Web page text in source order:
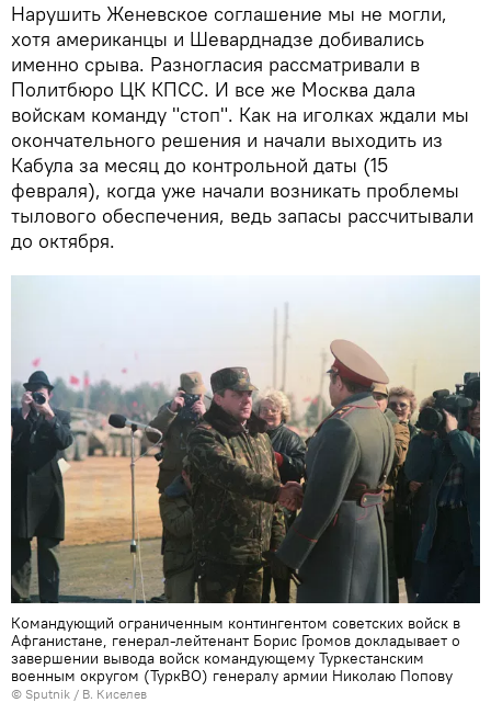
Нарушить Женевское соглашение мы не могли,
хотя американцы и Шеварднадзе добивались
именно срыва. Разногласия рассматривали в
Политбюро ЦК КПСС. И все же Москва дала
войскам команду "стоп". Как на иголках ждали мы
окончательного решения и начали выходить из
Кабула за месяц до контрольной даты (15
февраля), когда уже начали возникать проблемы
тылового обеспечения, ведь запасы рассчитывали
до октября.
Командующий ограниченным контингентом советских войск в
Афганистане, генерал-лейтенант Борис Громов докладывает о
завершении вывода войск командующему Туркестанским
военным округом (ТуркВО) генералу армии Николаю Попову
© Sputnik / В. Киселев